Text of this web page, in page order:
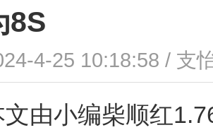
8S
4-25 10:18:58 / 支
文由小编柴顺红